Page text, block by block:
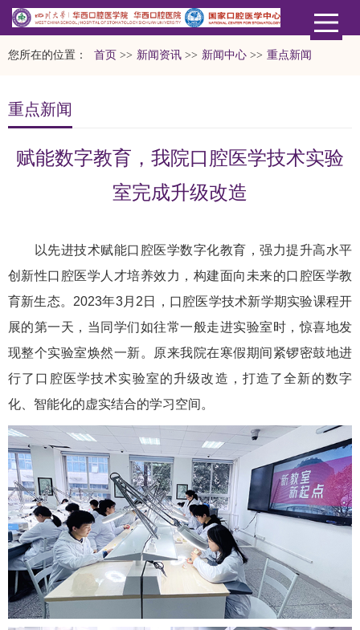
您所在的位置： 首页 >> 新闻资讯 >> 新闻中心 >> 重点新闻
重点新闻
赋能数字教育，我院口腔医学技术实验
室完成升级改造
以先进技术赋能口腔医学数字化教育，强力提升高水平
创新性口腔医学人才培养效力，构建面向未来的口腔医学教
育新生态。2023年3月2日，口腔医学技术新学期实验课程开
展的第一天，当同学们如往常一般走进实验室时，惊喜地发
现整个实验室焕然一新。原来我院在寒假期间紧锣密鼓地进
行了口腔医学技术实验室的升级改造，打造了全新的数字
化、智能化的虚实结合的学习空间。